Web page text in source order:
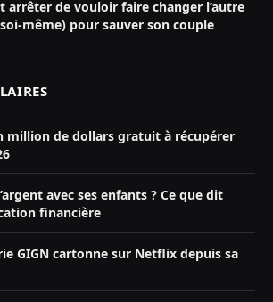
arrêter de vouloir faire changer l’autre
même) pour sauver son couple
million de dollars gratuit à récupérer
avec ses enfants ? Ce que dit
financière
GIGN cartonne sur Netflix depuis sa